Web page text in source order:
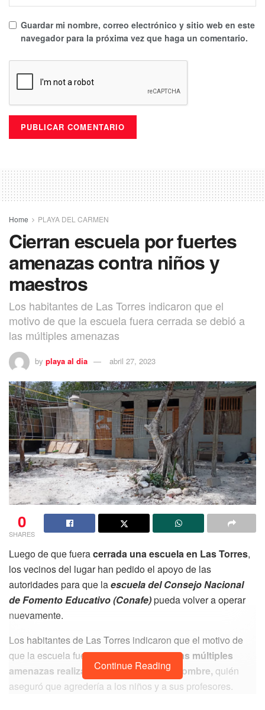
Guardar mi nombre, correo electrónico y sitio web en este
navegador para la próxima vez que haga un comentario.
Home PLAYA DEL CARMEN
Cierran escuela por fuertes
amenazas contra niños y
maestros
Los habitantes de Las Torres indicaron que el
motivo de que la escuela fuera cerrada se debió a
las múltiples amenazas
by playa al dia abril 27, 2023
0
SHARES
Luego de que fueracerrada una escuela en Las Torres,
los vecinos del lugar han pedido el apoyo de las
autoridades para que laescuela del Consejo Nacional
de Fomento Educativo (Conafe)pueda volver a operar
nuevamente.
Los habitantes de Las Torres indicaron que el motivo de
que la escuela fuera cerrada se debió alas múltiples
amenazas realizadas por parte de un hombre, quién
aseguró que agredería a los niños y a sus profesores.
Continue Reading